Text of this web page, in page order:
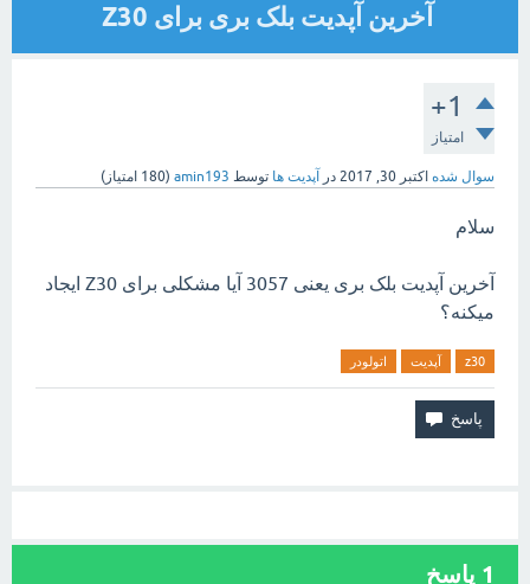
آخرین آپدیت بلک بری برای Z30
+1
امتیاز
سوال شده اکتبر 30, 2017 در آپدیت ها توسط amin193
(
180 امتیاز)
سلام
آخرین آپدیت بلک بری یعنی 3057 آیا مشکلی برای Z30 ایجاد
میکنه؟
z30 آپدیت اتولودر
1 پاسخ